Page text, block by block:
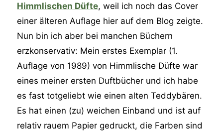
Himmlischen Düfte, weil ich noch das Cover
einer älteren Auflage hier auf dem Blog zeigte.
Nun bin ich aber bei manchen Büchern
erzkonservativ: Mein erstes Exemplar (1.
Auflage von 1989) von Himmlische Düfte war
eines meiner ersten Duftbücher und ich habe
es fast totgeliebt wie einen alten Teddybären.
Es hat einen (zu) weichen Einband und ist auf
relativ rauem Papier gedruckt, die Farben sind